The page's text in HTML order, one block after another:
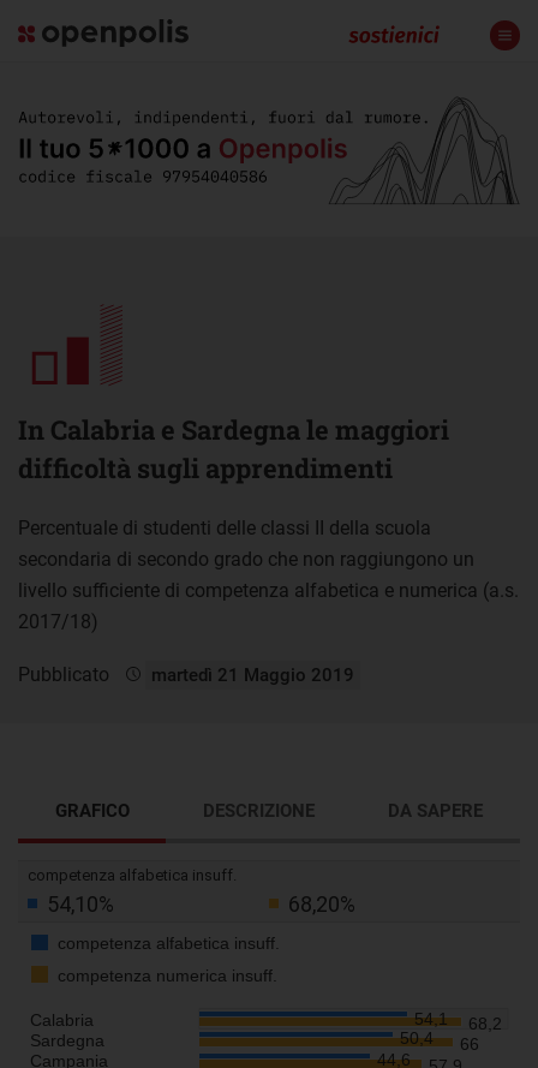
In Calabria e Sardegna le maggiori
difficoltà sugli apprendimenti
Percentuale di studenti delle classi II della scuola
secondaria di secondo grado che non raggiungono un
livello sufficiente di competenza alfabetica e numerica (a.s.
2017/18)
Pubblicato martedì 21 Maggio 2019
GRAFICO DESCRIZIONE DA SAPERE